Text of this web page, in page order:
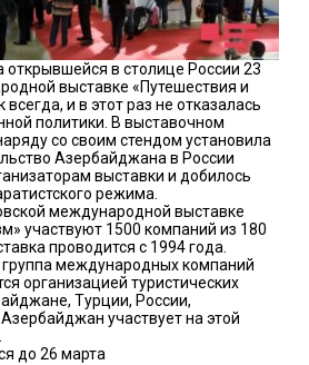
в столице России 23
выставке «Путешествия и
и в этот раз не отказалась
политики. В выставочном
со своим стендом установила
Азербайджана в России
выставки и добилось
режима.
международной выставке
участвуют 1500 компаний из 180
проводится с 1994 года.
группа международных компаний
организацией туристических
Турции, России,
участвует на этой
до 26 марта